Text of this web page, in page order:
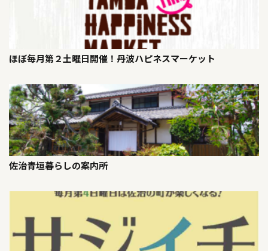
ほぼ毎月第２土曜日開催！丹波ハピネスマーケット
佐治青垣暮らしの案内所